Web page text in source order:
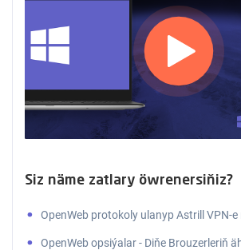
Siz näme zatlary öwrenersiňiz?
OpenWeb protokoly ulanyp Astrill VPN-
OpenWeb opsiýalar - Diňe Brouzerleriň